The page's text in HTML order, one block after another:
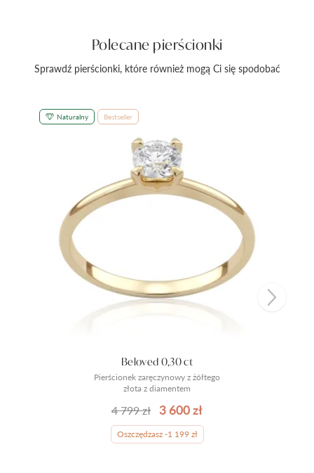
Polecane pierścionki
Sprawdź pierścionki, które również mogą Ci się spodobać
Naturalny Bestseller
Pierścionek zaręczynowy z żółtego
złota z diamentem
Beloved 0,30 ct
4 799 zł 3 600 zł
Oszczędzasz -1 199 zł